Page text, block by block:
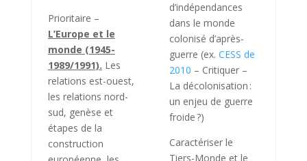
Prioritaire –
L’Europe et le
monde (1945-
1989/1991). Les
relations est-ouest,
les relations nord-
sud, genèse et
étapes de la
construction
d’indépendances
dans le monde
colonisé d’après-
guerre (ex. CESS de
2010 – Critiquer –
La décolonisation :
un enjeu de guerre
froide ?)
Caractériser le
Tiers-Monde et le